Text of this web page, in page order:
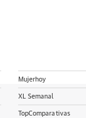
Mujerhoy
XL Semanal
TopComparativas